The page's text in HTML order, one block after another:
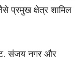
प्रमुख क्षेत्र शामिल
संजय नगर और